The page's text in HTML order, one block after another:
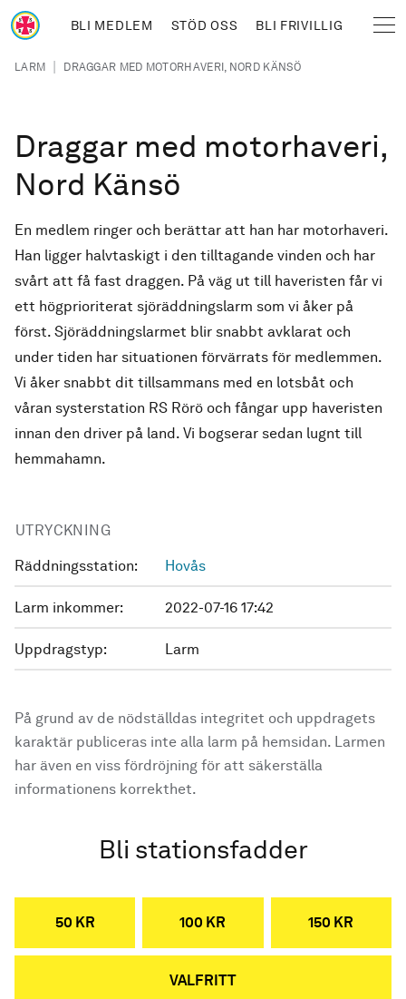
Hoppa till huvudinnehåll
BLI MEDLEM STÖD OSS BLI FRIVILLIG
Länkstig
LARM | DRAGGAR MED MOTORHAVERI, NORD KÄNSÖ
Draggar med motorhaveri,
Nord Känsö
En medlem ringer och berättar att han har motorhaveri.
Han ligger halvtaskigt i den tilltagande vinden och har
svårt att få fast draggen. På väg ut till haveristen får vi
ett högprioriterat sjöräddningslarm som vi åker på
först. Sjöräddningslarmet blir snabbt avklarat och
under tiden har situationen förvärrats för medlemmen.
Vi åker snabbt dit tillsammans med en lotsbåt och
våran systerstation RS Rörö och fångar upp haveristen
innan den driver på land. Vi bogserar sedan lugnt till
hemmahamn.
UTRYCKNING
Räddningsstation: Hovås
Larm inkommer: 2022-07-16 17:42
Uppdragstyp: Larm
På grund av de nödställdas integritet och uppdragets
karaktär publiceras inte alla larm på hemsidan. Larmen
har även en viss fördröjning för att säkerställa
informationens korrekthet.
Bli stationsfadder
50 KR 100 KR 150 KR
VALFRITT